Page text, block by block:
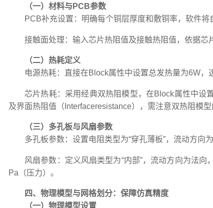
（一）材料与PCB参数
PCB补充设置：明确每个铜层厚度和敷铜率，软件将
接触面处理：输入芯片热阻值及接触热阻值，依据芯
（二）热耗定义
电源热耗：直接在Block属性中设置总发热量为6W，
芯片热耗：采用经典双热阻模型，在Block属性中设
及界面热阻值（Interfaceresistance），需注意双热阻模型
（三）多孔板与风扇参数
多孔板参数：设置电阻类型为“穿孔薄板”，流动方向
风扇参数：定义风扇类型为“内部”，流动方向为法
Pa（压力）。
四、物理模型与网格划分：保障仿真精度
（一）物理模型设置